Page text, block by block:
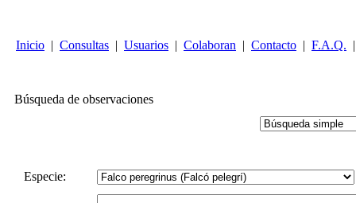
Inicio | Consultas | Usuarios | Colaboran | Contacto | F.A.Q. |
Búsqueda de observaciones
Especie: